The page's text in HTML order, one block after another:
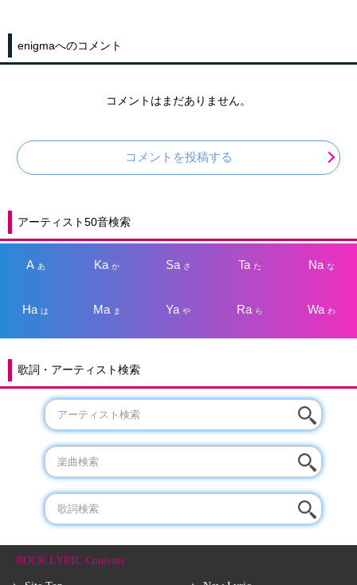
enigmaへのコメント
コメントはまだありません。
コメントを投稿する
アーティスト50音検索
A あ Kaか Sa さ Taた Na な
Haは Ma ま Yaや Ra ら Wa わ
歌詞・アーティスト検索
ROCK LYRIC Contents